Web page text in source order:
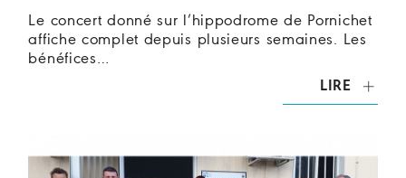
Le concert donné sur l’hippodrome de Pornichet
affiche complet depuis plusieurs semaines. Les
bénéfices…
LIRE